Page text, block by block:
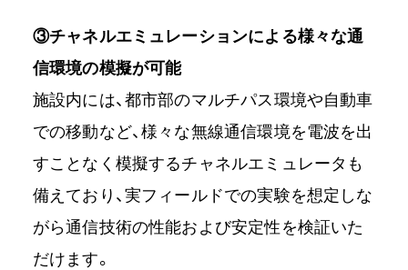
③チャネルエミュレーションによる様々な通
信環境の模擬が可能
施設内には、都市部のマルチパス環境や自動車
での移動など、様々な無線通信環境を電波を出
すことなく模擬するチャネルエミュレータも
備えており、実フィールドでの実験を想定しな
がら通信技術の性能および安定性を検証いた
だけます。